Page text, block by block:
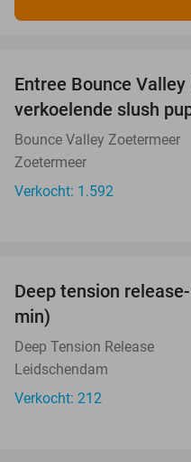
Entree Bounce
verkoelende slush
Bounce Valley Zoetermeer
Zoetermeer
Verkocht: 1.592
Deep tension
min)
Deep Tension Release
Leidschendam
Verkocht: 212